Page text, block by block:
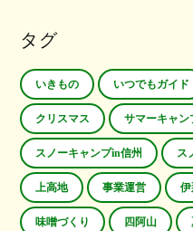
タグ
いきもの いつでもガイド
クリスマス サマーキャン
スノーキャンプin信州 ス
上高地 事業運営 伊
味噌づくり 四阿山